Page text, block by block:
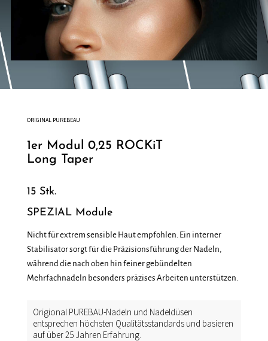
ORIGINAL PUREBEAU
1er Modul 0,25 ROCKiT
Long Taper
15 Stk.
SPEZIAL Module
Nicht für extrem sensible Haut empfohlen. Ein interner
Stabilisator sorgt für die Präzisionsführung der Nadeln,
während die nach oben hin feiner gebündelten
Mehrfachnadeln besonders präzises Arbeiten unterstützen.
Origional PUREBAU-Nadeln und Nadeldüsen
entsprechen höchsten Qualitätsstandards und basieren
auf über 25 Jahren Erfahrung.